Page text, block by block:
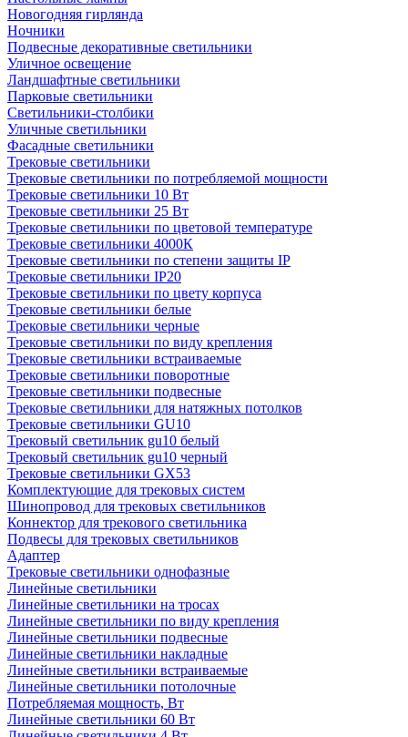
Новогодняя гирлянда
Ночники
Подвесные декоративные светильники
Уличное освещение
Ландшафтные светильники
Парковые светильники
Светильники-столбики
Уличные светильники
Фасадные светильники
Трековые светильники
Трековые светильники по потребляемой мощности
Трековые светильники 10 Вт
Трековые светильники 25 Вт
Трековые светильники по цветовой температуре
Трековые светильники 4000К
Трековые светильники по степени защиты IP
Трековые светильники IP20
Трековые светильники по цвету корпуса
Трековые светильники белые
Трековые светильники черные
Трековые светильники по виду крепления
Трековые светильники встраиваемые
Трековые светильники поворотные
Трековые светильники подвесные
Трековые светильники для натяжных потолков
Трековые светильники GU10
Трековый светильник gu10 белый
Трековый светильник gu10 черный
Трековые светильники GX53
Комплектующие для трековых систем
Шинопровод для трековых светильников
Коннектор для трекового светильника
Подвесы для трековых светильников
Адаптер
Трековые светильники однофазные
Линейные светильники
Линейные светильники на тросах
Линейные светильники по виду крепления
Линейные светильники подвесные
Линейные светильники накладные
Линейные светильники встраиваемые
Линейные светильники потолочные
Потребляемая мощность, Вт
Линейные светильники 60 Вт